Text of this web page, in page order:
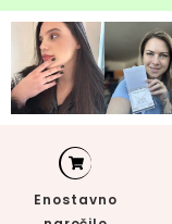
Enostavno